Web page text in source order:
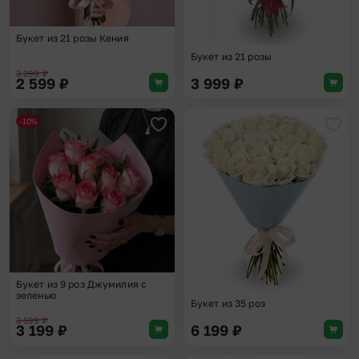
Букет из 21 розы Кения
3 299₽
2 599 ₽
Букет из 21 розы
3 999 ₽
Добавить в избранное
-10%
Букет из 9 роз Джумилия с
зеленью
3 599₽
3 199 ₽
Букет из 35 роз
6 199 ₽